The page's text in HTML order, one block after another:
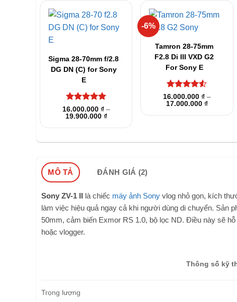
Sigma 28-70mm f/2.8
DG DN (C) for Sony
E
Được xếp
hạng55
16.000.000 ₫ –
19.900.000 ₫Khoảng
từ
đến
-6% +
Tamron 28-75mm
F2.8 Di III VXD G2
For Sony E
Được xếp
hạng4.5
16.000.000 ₫ –
17.000.000 ₫Khoảng
từ
MÔ TẢ ĐÁNH GIÁ (2)
Sony ZV-1 II là chiếc máy ảnh Sony vlog nhỏ gọn, kích
làm việc hiệu quả ngay cả khi người dùng di chuyển. Sản
50mm, cảm biến Exmor RS 1.0, bộ lọc ND. Điều này sẽ
hoặc vlogger.
Thông số kỹ
Trọng lượng